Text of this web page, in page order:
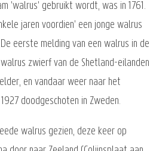
'walrus' gebruikt wordt, was in 1761.
jaren voordien' een jonge walrus
eerste melding van een walrus in de
zwierf van de Shetland-eilanden
en vandaar weer naar het
doodgeschoten in Zweden.
walrus gezien, deze keer op